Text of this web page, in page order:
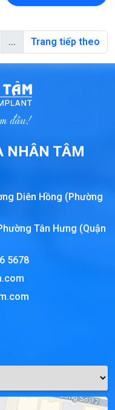
… Trang tiếp theo
NHÂN TÂM
Diên Hồng (Phường
Tân Hưng (Quận
5678